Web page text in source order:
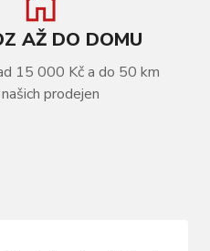
AŽ DO DOMU
15 000 Kč a do 50 km
prodejen